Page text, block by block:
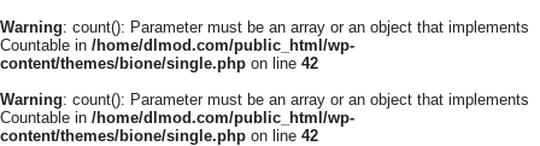
Warning: count(): Parameter must be an array or an object that implements
Countable in /home/dlmod.com/public_html/wp-
content/themes/bione/single.php on line 42
Warning: count(): Parameter must be an array or an object that implements
Countable in /home/dlmod.com/public_html/wp-
content/themes/bione/single.php on line 42